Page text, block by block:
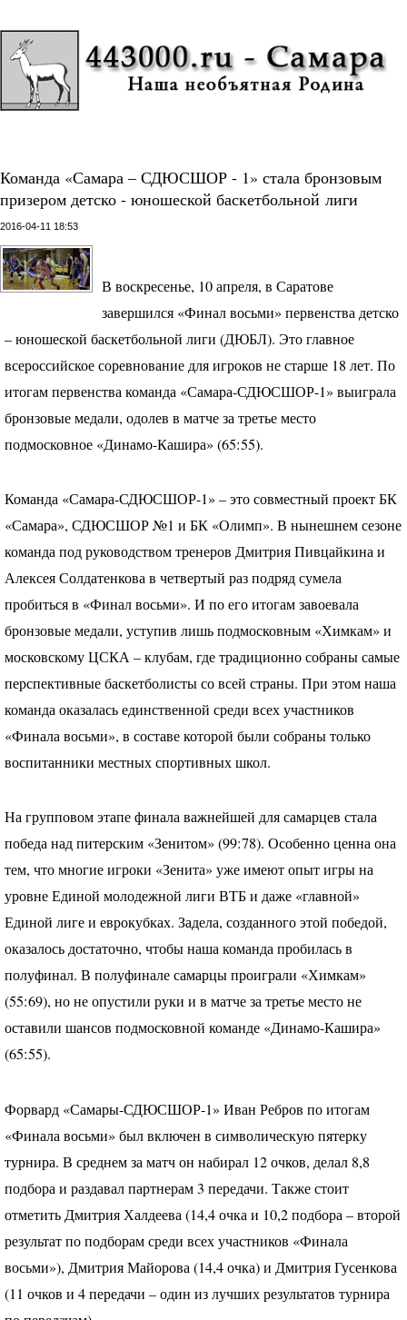
Команда «Самара – СДЮСШОР - 1» стала бронзовым
призером детско - юношеской баскетбольной лиги
2016-04-11 18:53
В воскресенье, 10 апреля, в Саратове
завершился «Финал восьми» первенства детско
– юношеской баскетбольной лиги (ДЮБЛ). Это главное
всероссийское соревнование для игроков не старше 18 лет. По
итогам первенства команда «Самара-СДЮСШОР-1» выиграла
бронзовые медали, одолев в матче за третье место
подмосковное «Динамо-Кашира» (65:55).
Команда «Самара-СДЮСШОР-1» – это совместный проект БК
«Самара», СДЮСШОР№1 и БК «Олимп». В нынешнем сезоне
команда под руководством тренеров Дмитрия Пивцайкина и
Алексея Солдатенкова в четвертый раз подряд сумела
пробиться в «Финал восьми». И по его итогам завоевала
бронзовые медали, уступив лишь подмосковным «Химкам» и
московскомуЦСКА– клубам, где традиционно собраны самые
перспективные баскетболисты со всей страны. При этом наша
команда оказалась единственной среди всех участников
«Финала восьми», в составе которой были собраны только
воспитанники местных спортивных школ.
На групповом этапе финала важнейшей для самарцев стала
победа над питерским «Зенитом» (99:78). Особенно ценна она
тем, что многие игроки «Зенита» уже имеют опыт игры на
уровне Единой молодежной лиги ВТБи даже «главной»
Единой лиге и еврокубках. Задела, созданного этой победой,
оказалось достаточно, чтобы наша команда пробилась в
полуфинал. В полуфинале самарцы проиграли «Химкам»
(55:69), но не опустили руки и в матче за третье место не
оставили шансов подмосковной команде «Динамо-Кашира»
(65:55).
Форвард «Самары-СДЮСШОР-1» Иван Ребров по итогам
«Финала восьми» был включен в символическую пятерку
турнира. В среднем за матч он набирал 12 очков, делал 8,8
подбора и раздавал партнерам 3 передачи. Также стоит
отметить Дмитрия Халдеева (14,4 очка и 10,2 подбора – второй
результат по подборам среди всех участников «Финала
восьми»), Дмитрия Майорова (14,4 очка) и Дмитрия Гусенкова
(11 очков и 4 передачи – один из лучших результатов турнира